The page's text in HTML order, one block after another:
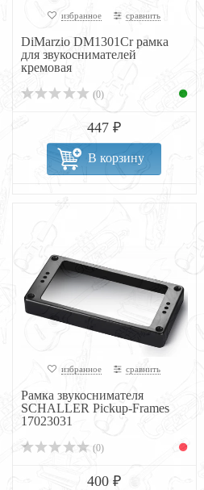
избранное сравнить
DiMarzio DM1301Cr рамка
для звукоснимателей
кремовая
(0)
447 ₽
В корзину
избранное сравнить
Рамка звукоснимателя
SCHALLER Pickup-Frames
17023031
(0)
400 ₽